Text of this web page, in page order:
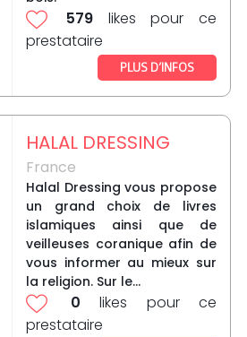
579 likes pour ce
prestataire
PLUS D’INFOS
HALAL DRESSING
France
Halal Dressing vous propose
un grand choix de livres
islamiques ainsi que de
veilleuses coranique afin de
vous informer au mieux sur
la religion. Sur le...
0 likes pour ce
prestataire